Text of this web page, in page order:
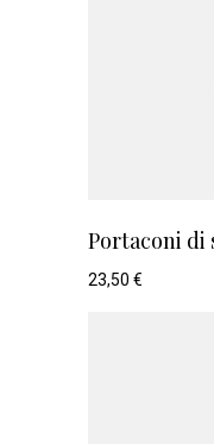
Portaconi di
23,50 €